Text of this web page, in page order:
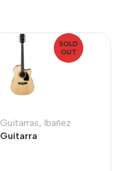
SOLD
OUT
Guitarras, Ibañez
Guitarra